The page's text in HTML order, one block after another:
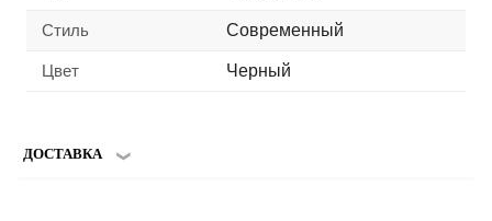
Стиль Современный
Цвет Черный
ДОСТАВКА